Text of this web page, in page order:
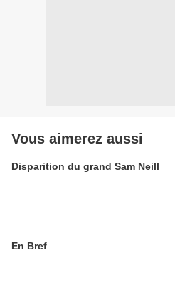
Vous aimerez aussi
Disparition du grand Sam Neill
En Bref